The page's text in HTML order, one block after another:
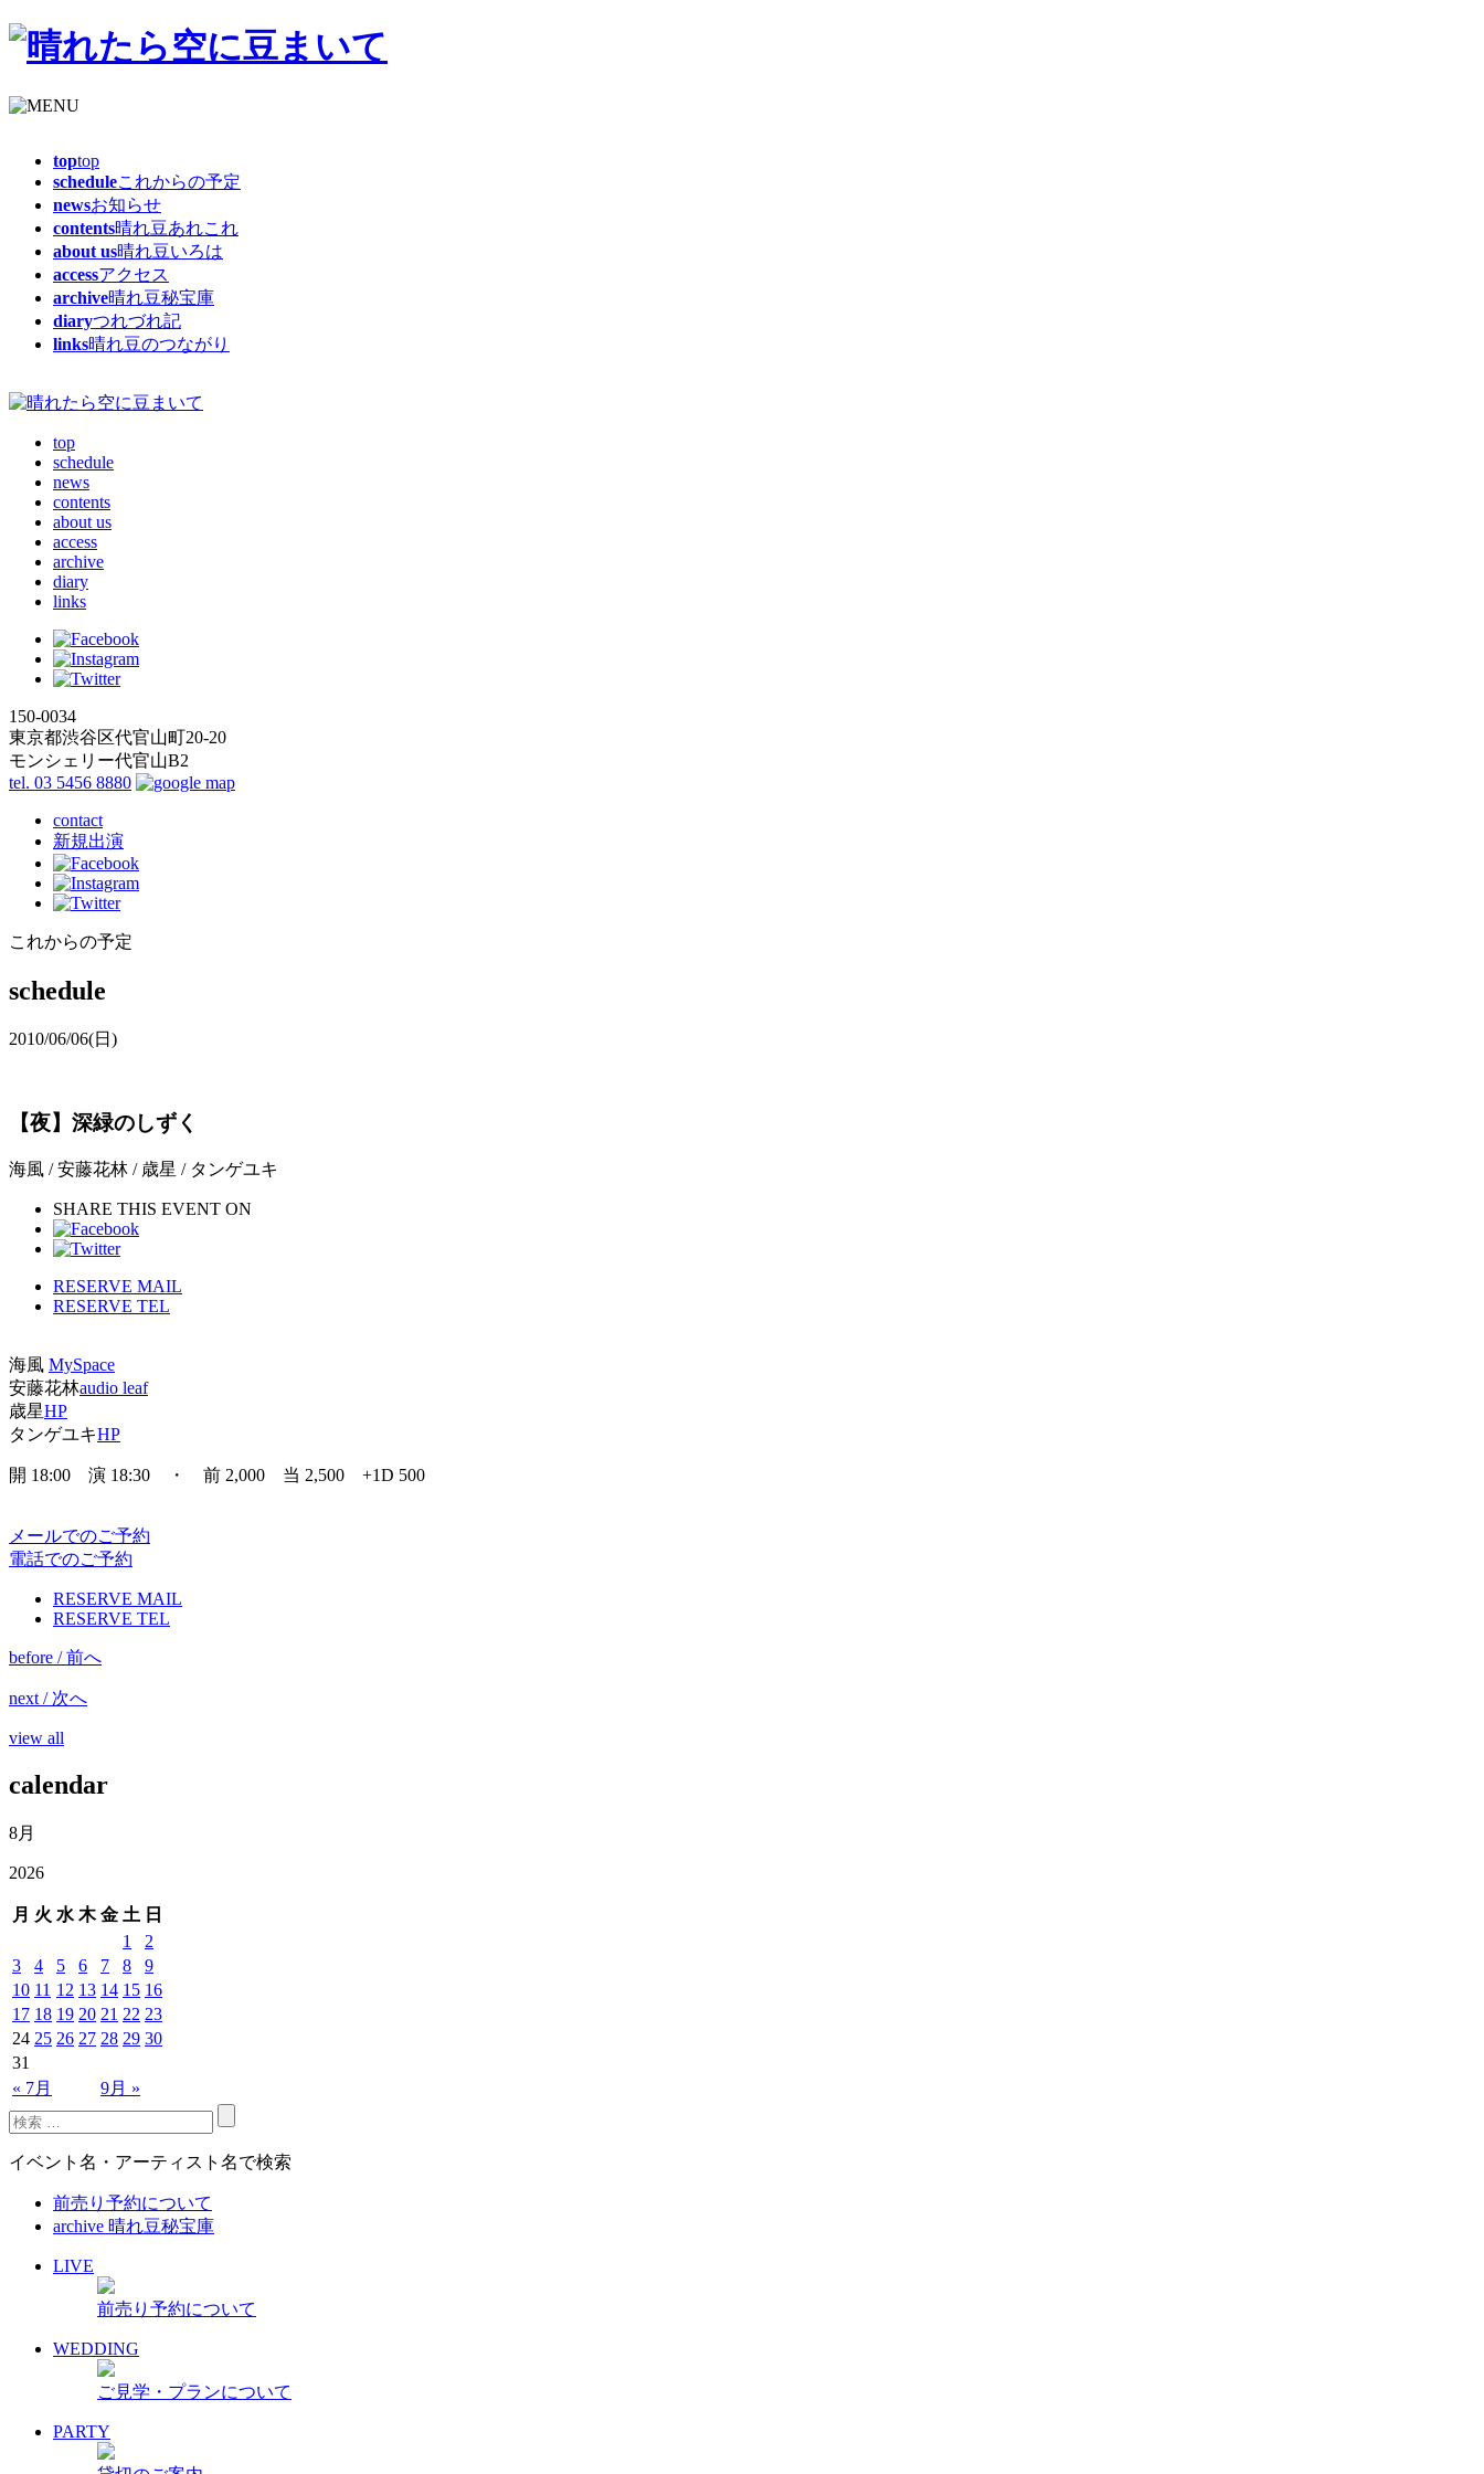
toptop
scheduleこれからの予定
newsお知らせ
contents晴れ豆あれこれ
about us晴れ豆いろは
accessアクセス
archive晴れ豆秘宝庫
diaryつれづれ記
links晴れ豆のつながり
top
schedule
news
contents
about us
access
archive
diary
links
150-0034
東京都渋谷区代官山町20-20
モンシェリー代官山B2
tel. 03 5456 8880
contact
新規出演
これからの予定
schedule
2010/06/06(日)
【夜】深緑のしずく
海風 / 安藤花林 / 歳星 / タンゲユキ
SHARE THIS EVENT ON
RESERVE MAIL
RESERVE TEL
海風 MySpace
安藤花林audio leaf
歳星HP
タンゲユキHP
開 18:00 演 18:30 ・ 前 2,000 当 2,500 +1D 500
メールでのご予約
電話でのご予約
RESERVE MAIL
RESERVE TEL
before / 前へ
next / 次へ
view all
calendar
8月
2026
月 火 水 木 金 土 日
« 7月 9月 »
1
2
3
4 5 6 7 8
9
10 11 12 13 14 15 16
17 18 19 20 21 22 23
24 25 26 27 28 29 30
31
イベント名・アーティスト名で検索
前売り予約について
archive 晴れ豆秘宝庫
LIVE
前売り予約について
WEDDING
ご見学・プランについて
PARTY